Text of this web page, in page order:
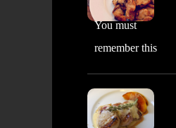
You must
remember this